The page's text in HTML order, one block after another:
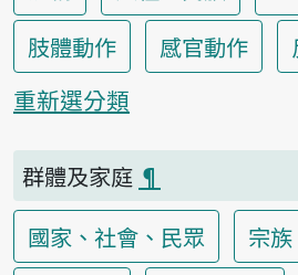
肢體動作
感官動作
重新選分類
群體及家庭 ¶
國家、社會、民眾
宗